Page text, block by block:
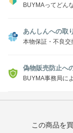
BUYMAってどん
あんしんへの取
本物保証・不良交
偽物販売防止へ
BUYMA事務局に
この商品を